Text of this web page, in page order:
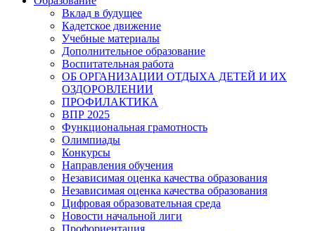
Вклад в будущее
Кадетское движение
Учебные материалы
Дополнительное образование
Воспитательная работа
ОБ ОРГАНИЗАЦИИ ОТДЫХА ДЕТЕЙ И ИХ
ОЗДОРОВЛЕНИИ
ПРОФИЛАКТИКА
ВПР 2025
Функциональная грамотность
Олимпиады
Конкурсы
Направления обучения
Независимая оценка качества образования
Независимая оценка качества образования
Цифровая образовательная среда
Новости начальной лиги
Профориентация